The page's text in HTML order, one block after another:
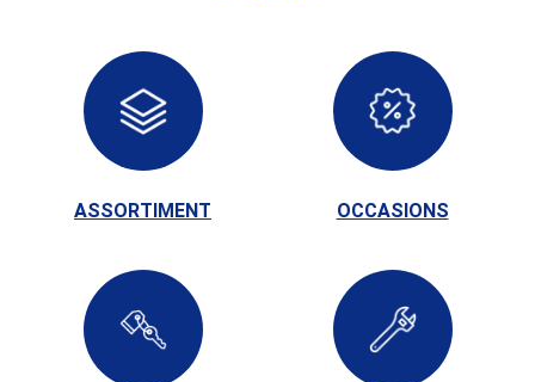
ASSORTIMENT OCCASIONS